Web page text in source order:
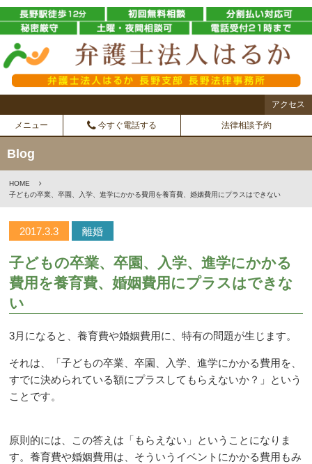
アクセス
メニュー 今すぐ電話する 法律相談予約
Blog
HOME
子どもの卒業、卒園、入学、進学にかかる費用を養育費、婚姻費用にプラスはできない
2017.3.3 離婚
子どもの卒業、卒園、入学、進学にかかる
費用を養育費、婚姻費用にプラスはできな
い
3月になると、養育費や婚姻費用に、特有の問題が生じます。
それは、「子どもの卒業、卒園、入学、進学にかかる費用を、
すでに決められている額にプラスしてもらえないか？」という
ことです。
原則的には、この答えは「もらえない」ということになりま
す。養育費や婚姻費用は、そういうイベントにかかる費用もみ